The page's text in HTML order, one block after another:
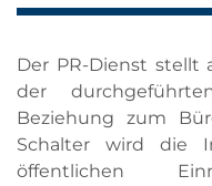
Der PR-Dienst stellt
der
Beziehung zum
Schalter wird die
öffentlichen